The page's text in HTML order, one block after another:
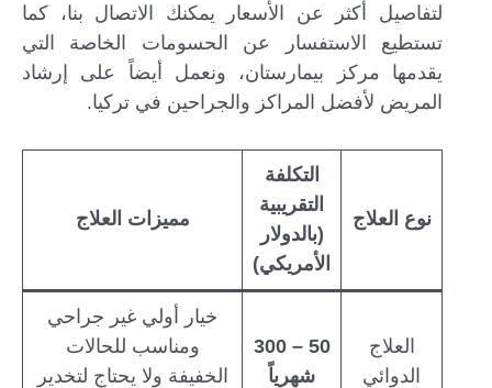
لتفاصيل أكثر عن الأسعار يمكنك الاتصال بنا، كما
تستطيع الاستفسار عن الحسومات الخاصة التي
يقدمها مركز بيمارستان، ونعمل أيضاً على إرشاد
المريض لأفضل المراكز والجراحين في تركيا.
نوع العلاج
التكلفة
التقريبية
(بالدولار
الأمريكي)
مميزات العلاج
العلاج
الدوائي
50 – 300
شهرياً
خيار أولي غير جراحي
ومناسب للحالات
الخفيفة ولا يحتاج لتخدير